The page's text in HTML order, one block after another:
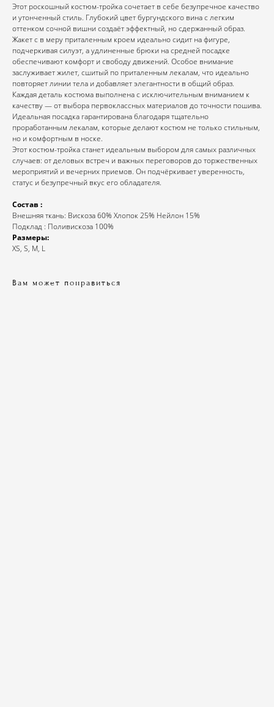
Этот роскошный костюм-тройка сочетает в себе безупречное качество
и утонченный стиль. Глубокий цвет бургундского вина с легким
оттенком сочной вишни создаёт эффектный, но сдержанный образ.
Жакет с в меру приталенным кроем идеально сидит на фигуре,
подчеркивая силуэт, а удлиненные брюки на средней посадке
обеспечивают комфорт и свободу движений. Особое внимание
заслуживает жилет, сшитый по приталенным лекалам, что идеально
повторяет линии тела и добавляет элегантности в общий образ.
Каждая деталь костюма выполнена с исключительным вниманием к
качеству — от выбора первоклассных материалов до точности пошива.
Идеальная посадка гарантирована благодаря тщательно
проработанным лекалам, которые делают костюм не только стильным,
но и комфортным в носке.
Этот костюм-тройка станет идеальным выбором для самых различных
случаев: от деловых встреч и важных переговоров до торжественных
мероприятий и вечерних приемов. Он подчёркивает уверенность,
статус и безупречный вкус его обладателя.
Состав :
Внешняя ткань: Вискоза 60% Хлопок 25% Нейлон 15%
Подклад : Поливискоза 100%
Размеры:
XS, S, M, L
Вам может понравиться